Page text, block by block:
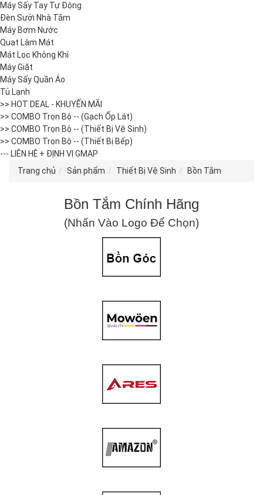
Máy Sấy Tay Tự Động
Đèn Sưởi Nhà Tắm
Máy Bơm Nước
Quạt Làm Mát
Mát Lọc Không Khí
Máy Giặt
Máy Sấy Quần Áo
Tủ Lạnh
>> HOT DEAL - KHUYẾN MÃI
>> COMBO Trọn Bộ -- (Gạch Ốp Lát)
>> COMBO Trọn Bộ -- (Thiết Bị Vệ Sinh)
>> COMBO Trọn Bộ -- (Thiết Bị Bếp)
--- LIÊN HỆ + ĐỊNH VỊ GMAP
Trang chủ
Sản phẩm Thiết Bị Vệ Sinh Bồn Tắm
Bồn Tắm Chính Hãng
(Nhấn Vào Logo Để Chọn)